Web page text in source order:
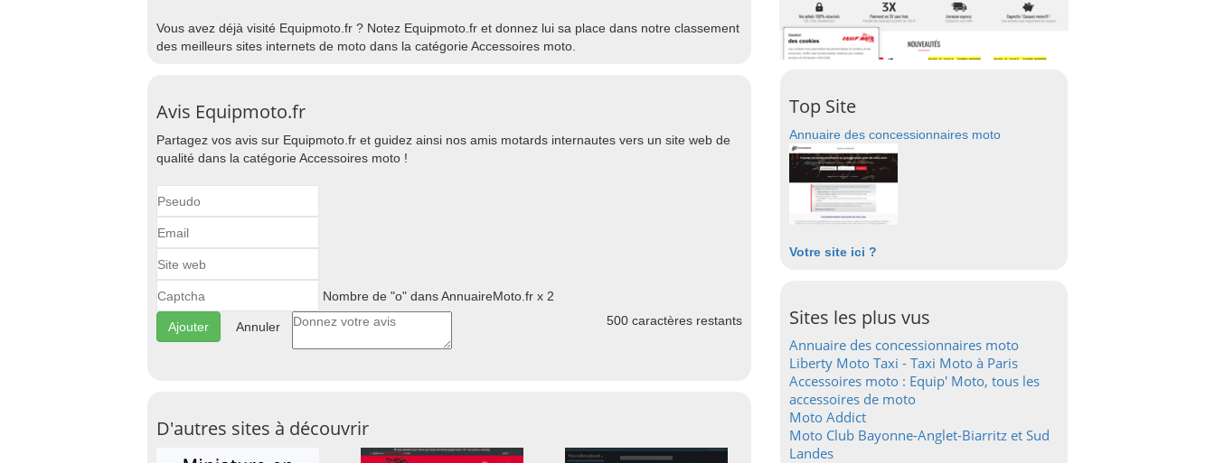
Vous avez déjà visité Equipmoto.fr ? Notez Equipmoto.fr et donnez lui sa place dans notre classement
des meilleurs sites internets de moto dans la catégorie Accessoires moto.
Avis Equipmoto.fr
Partagez vos avis sur Equipmoto.fr et guidez ainsi nos amis motards internautes vers un site web de
qualité dans la catégorie Accessoires moto !
Nombre de "o" dans AnnuaireMoto.fr x 2
Annuler 500 caractères restants
D'autres sites à découvrir
Top Site
Annuaire des concessionnaires moto
Votre site ici ?
Sites les plus vus
Annuaire des concessionnaires moto
Liberty Moto Taxi - Taxi Moto à Paris
Accessoires moto : Equip' Moto, tous les
accessoires de moto
Moto Addict
Moto Club Bayonne-Anglet-Biarritz et Sud
Landes